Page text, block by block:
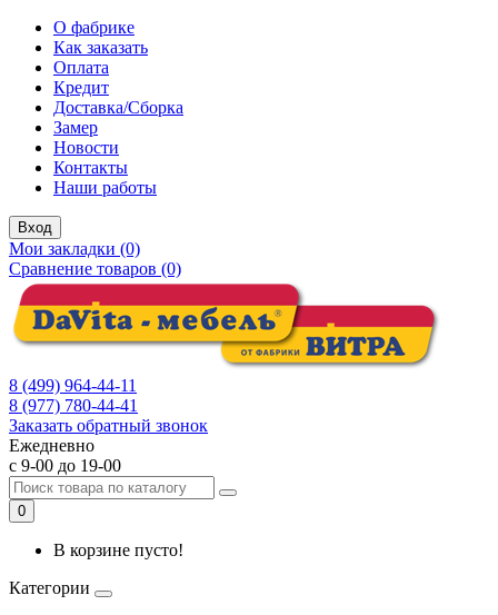
О фабрике
Как заказать
Оплата
Кредит
Доставка/Сборка
Замер
Новости
Контакты
Наши работы
Вход
Мои закладки (0)
Сравнение товаров (0)
8 (499) 964-44-11
8 (977) 780-44-41
Заказать обратный звонок
Ежедневно
с 9-00 до 19-00
0
В корзине пусто!
Категории